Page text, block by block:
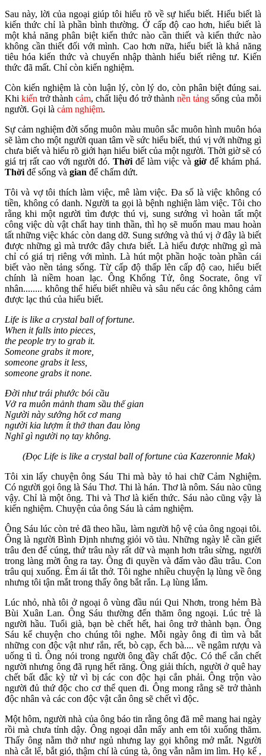
Sau này, lời của ngoại giúp tôi hiểu rõ về sự hiểu biết. Hiểu biết là
kiến thức chỉ là phần bình thường. Ở cấp độ cao hơn, hiểu biết là
một khả năng phân biệt kiến thức nào cần thiết và kiến thức nào
không cần thiết đối với mình. Cao hơn nữa, hiểu biết là khả năng
tiêu hóa kiến thức và chuyển nhập thành hiểu biết riêng tư. Kiến
thức đã mất. Chỉ còn kiến nghiệm.
Còn kiến nghiệm là còn luận lý, còn lý do, còn phân biệt đúng sai.
Khi kiến trở thành cảm, chất liệu đó trở thành nền tảng sống của mỗi
người. Gọi là cảm nghiệm.
Sự cảm nghiệm đời sống muôn màu muôn sắc muôn hình muôn hóa
sẽ làm cho một người quan tâm về sức hiểu biết, thú vị với những gì
chưa biết và hiểu rõ giới hạn hiểu biết của một người. Thời giờ sẽ có
giá trị rất cao với người đó. Thời để làm việc và giờ để khám phá.
Thời để sống và gian để chấm dứt.
Tôi và vợ tôi thích làm việc, mê làm việc. Đa số là việc không có
tiền, không có danh. Người ta gọi là bệnh nghiện làm việc. Tôi cho
rằng khi một người tìm được thú vị, sung sướng vì hoàn tất một
công việc dù vật chất hay tinh thần, thì họ sẽ muốn mau mau hoàn
tất những việc khác còn dang dỡ. Sung sướng và thú vị ở đây là biết
được những gì mà trước đây chưa biết. Là hiểu được những gì mà
chỉ có giá trị riêng với mình. Là hút một phần hoặc toàn phần cái
biết vào nền tảng sống. Từ cấp độ thấp lên cấp độ cao, hiểu biết
chính là niềm hoan lạc. Ông Khổng Tử, ông Socrate, ông vĩ
nhân........ không thể hiểu biết nhiều và sâu nếu các ông không cảm
được lạc thú của hiểu biết.
Life is like a crystal ball of fortune.
When it falls into pieces,
the people try to grab it.
Someone grabs it more,
someone grabs it less,
someone grabs it none.
Đời như trái phước bói cầu
Vở ra muôn mảnh tham sầu thế gian
Người này sướng hốt cơ mang
người kia lượm ít thở than đau lòng
Nghĩ gì người nọ tay không.
(Đọc Life is like a crystal ball of fortune của Kazeronnie Mak)
Tôi xin lấy chuyện ông Sáu Thi mà bày tỏ hai chữ Cảm Nghiệm.
Có người gọi ông là Sáu Thơ. Thi là hán. Thơ là nôm. Sáu nào cũng
vậy. Chỉ là một ông. Thi và Thơ là kiến thức. Sáu nào cũng vậy là
kiến nghiệm. Chuyện của ông Sáu là cảm nghiệm.
Ông Sáu lúc còn trẻ đã theo hầu, làm người hộ vệ của ông ngoại tôi.
Ông là người Bình Định nhưng giỏi võ tàu. Những ngày lễ cần giết
trâu đen để cúng, thứ trâu này rất dữ và mạnh hơn trâu sừng, người
trong làng mời ông ra tay. Ông đi quyền và đấm vào đầu trâu. Con
trâu quị xuống. Êm ái tắt thở. Tôi nghe nhiều chuyện lạ lùng về ông
nhưng tôi tận mắt trong thấy ông bắt rắn. Lạ lùng lắm.
Lúc nhỏ, nhà tôi ở ngoại ô vùng đầu núi Qui Nhơn, trong hẻm Bà
Bùi Xuân Lan. Ông Sáu thường đến thăm ông ngoại. Lúc trẻ là
người hầu. Tuổi già, bạn bè chết hết, hai ông trở thành bạn. Ông
Sáu kể chuyện cho chúng tôi nghe. Mỗi ngày ông đi tìm và bắt
những con độc vật như rắn, rết, bò cạp, ếch bà.... về ngâm rượu và
uống tì tì. Ông nói trong người ông đầy chất độc. Có thể cắn chết
người nhưng ông đã rụng hết răng. Ông giải thích, người ở quê hay
chết bất đắc kỳ tử vì bị các con độc hại cắn phải. Ông trộn vào
người đủ thứ độc cho cơ thể quen đi. Ông mong rằng sẽ trở thành
độc nhân và các con độc vật cắn ông sẽ chết vì độc.
Một hôm, người nhà của ông báo tin rằng ông đã mê mang hai ngày
rồi mà chưa tỉnh dậy. Ông ngoại dẫn mấy anh em tôi xuống thăm.
Thấy ông nằm thở như ngủ nhưng lay gọi không mở mắt. Người
nhà cắt lể, bắt gió, thậm chí là cúng tà, ông vẫn nằm im lìm. Họ kể ,